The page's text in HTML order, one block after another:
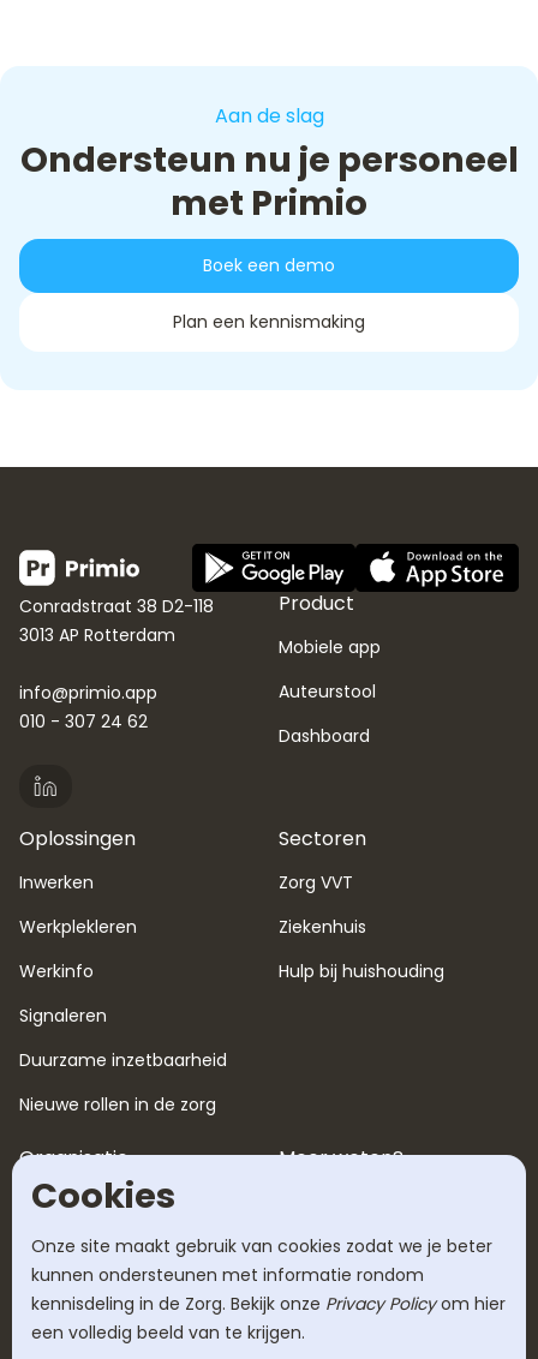
Aan de slag
Ondersteun nu je personeel
met Primio
Boek een demo
Plan een kennismaking
Conradstraat 38 D2-118
3013 AP Rotterdam
info@primio.app
010 - 307 24 62
Product
Mobiele app
Auteurstool
Dashboard
Oplossingen
Inwerken
Werkplekleren
Werkinfo
Signaleren
Duurzame inzetbaarheid
Nieuwe rollen in de zorg
Sectoren
Zorg VVT
Ziekenhuis
Hulp bij huishouding
Organisatie
Over ons
Werken bij
Werkwijze
Meer weten?
Tarieven
Cookies
Onze site maakt gebruik van cookies zodat we je beter
kunnen ondersteunen met informatie rondom
kennisdeling in de Zorg. Bekijk onze Privacy Policy om hier
een volledig beeld van te krijgen.